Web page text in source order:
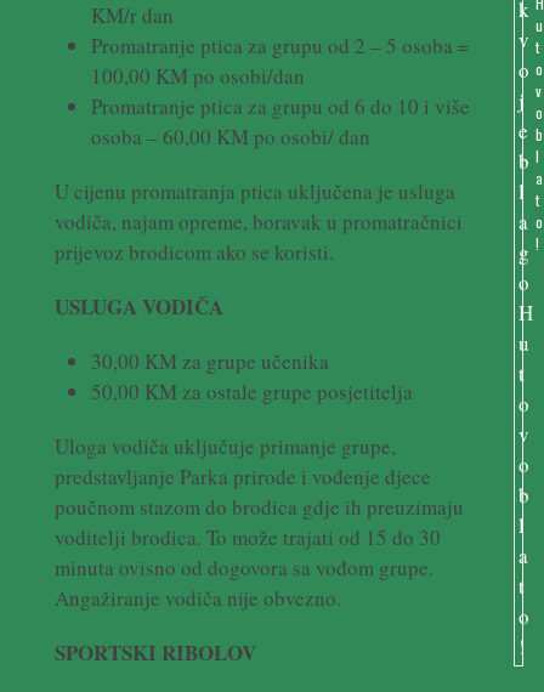
KM/r dan
Promatranje ptica za grupu od 2 – 5 osoba =
100,00 KM po osobi/dan
Promatranje ptica za grupu od 6 do 10 i više
osoba – 60,00 KM po osobi/ dan
U cijenu promatranja ptica uključena je usluga
vodiča, najam opreme, boravak u promatračnici
prijevoz brodicom ako se koristi.
USLUGA VODIČA
30,00 KM za grupe učenika
50,00 KM za ostale grupe posjetitelja
Uloga vodiča uključuje primanje grupe,
predstavljanje Parka prirode i vođenje djece
poučnom stazom do brodica gdje ih preuzimaju
voditelji brodica. To može trajati od 15 do 30
minuta ovisno od dogovora sa vođom grupe.
Angažiranje vodiča nije obvezno.
SPORTSKI RIBOLOV
u
t
o
v
o
b
l
a
t
o
!